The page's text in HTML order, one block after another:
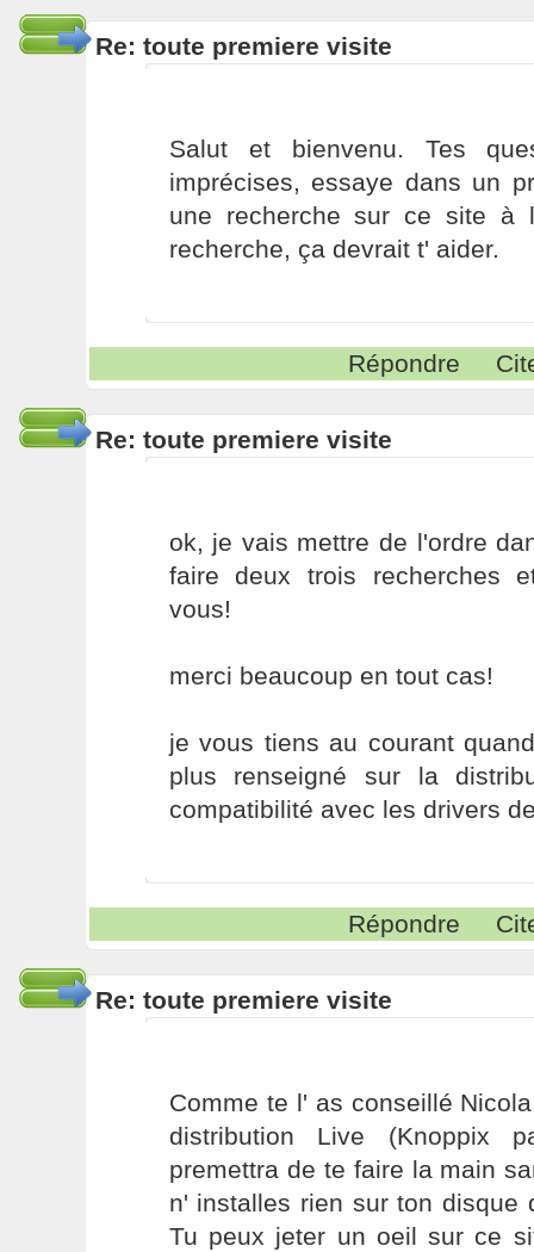
Re: toute premiere visite
Salut et bienvenu. Tes
imprécises, essaye dans un
une recherche sur ce site à
recherche, ça devrait t' aider.
Répondre
Re: toute premiere visite
ok, je vais mettre de l'ordre
faire deux trois recherches
vous!
merci beaucoup en tout cas!
je vous tiens au courant
plus renseigné sur la
compatibilité avec les drivers
Répondre
Re: toute premiere visite
Comme te l' as conseillé
distribution Live (Knoppix
premettra de te faire la main
n' installes rien sur ton disque
Tu peux jeter un oeil sur ce